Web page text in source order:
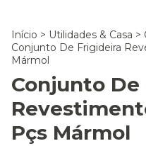
Início > Utilidades & Casa >
Conjunto De Frigideira
Mármol
Conjunto
Pçs Mármol